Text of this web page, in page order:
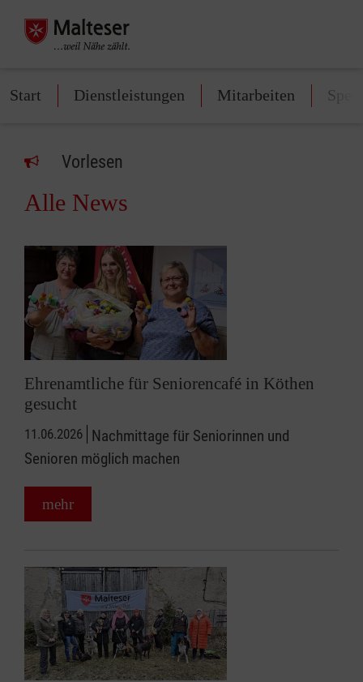
Start Dienstleistungen Mitarbeiten
Vorlesen
Alle News
Ehrenamtliche für Seniorencafé in Köthen
gesucht
11.06.2026 Nachmittage für Seniorinnen und
Senioren möglich machen
mehr